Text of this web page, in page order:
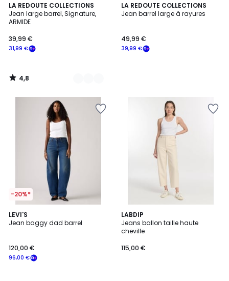
LA REDOUTE COLLECTIONS
Jean large barrel, Signature,
ARMIDE
€
souscrivez
notre
programme
31,99 €
39,99 €
4,8
/ 5
5
Couleurs
4,8
/
LA REDOUTE COLLECTIONS
Jean barrel large à rayures
39,99 €
49,99 €
-20%*
LEVI'S
Jean baggy dad barrel
96,00 €
120,00 €
4,7
/ 5
2
Couleurs
LABDIP
Jeans ballon taille haute
cheville
115,00 €
2
Couleurs